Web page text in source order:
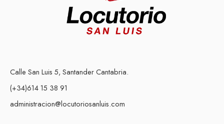
Calle San Luis 5, Santander Cantabria.
(+34)614 15 38 91
administracion@locutoriosanluis.com